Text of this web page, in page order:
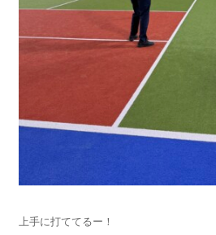
上手に打ててるー！